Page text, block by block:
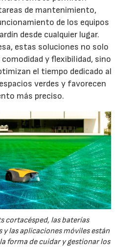
de mantenimiento,
de los equipos
desde cualquier lugar.
estas soluciones no solo
y flexibilidad, sino
el tiempo dedicado al
verdes y favorecen
más preciso.
cortacésped, las baterías
las aplicaciones móviles están
forma de cuidar y gestionar los